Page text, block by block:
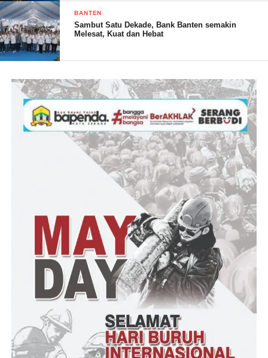
BANTEN
Sambut Satu Dekade, Bank Banten semakin
Melesat, Kuat dan Hebat